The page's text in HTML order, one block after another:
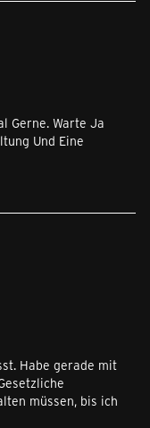
Gerne. Warte Ja
Und Eine
Habe gerade mit
müssen, bis ich